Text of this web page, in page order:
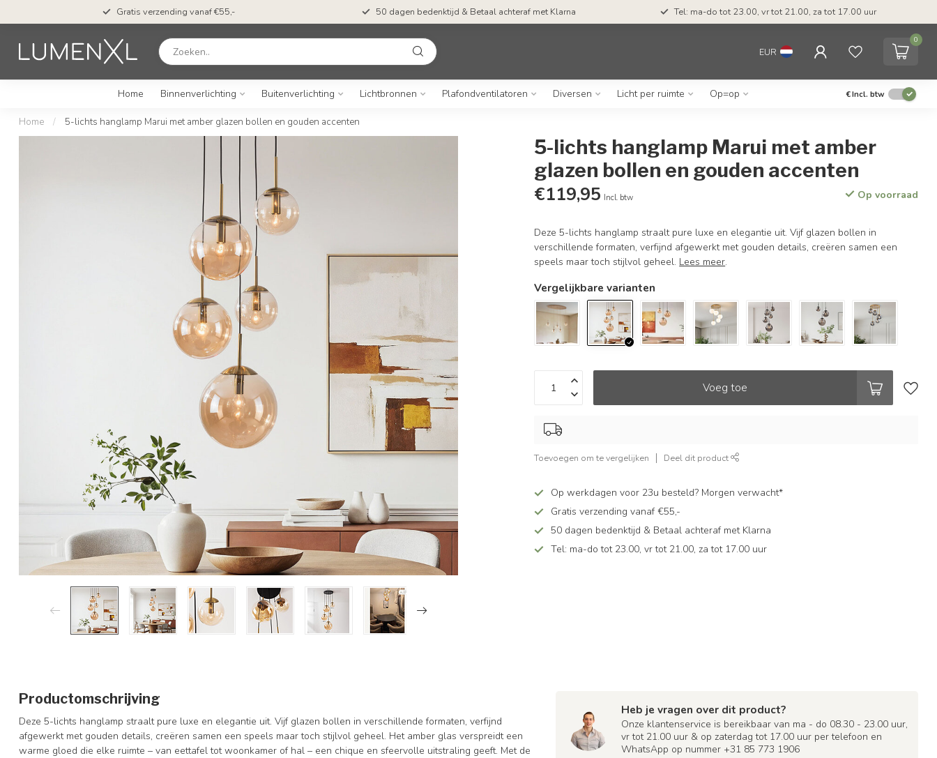
Gratis verzending vanaf €55,- 50 dagen bedenktijd & Betaal achteraf met Klarna Tel: ma-do tot 23.00, vr tot 21.00, za tot 17.00 uur
EUR
0
Home Binnenverlichting Buitenverlichting Lichtbronnen Plafondventilatoren Diversen Licht per ruimte Op=op €Incl. btw
Home / 5-lichts hanglamp Marui met amber glazen bollen en gouden accenten
5-lichts hanglamp Marui met amber
glazen bollen en gouden accenten
€119,95 Incl. btw Op voorraad
Deze 5-lichts hanglamp straalt pure luxe en elegantie uit. Vijf glazen bollen in
verschillende formaten, verfijnd afgewerkt met gouden details, creëren samen een
speels maar toch stijlvol geheel. Lees meer.
Vergelijkbare varianten
Voeg toe
Toevoegen om te vergelijken Deel dit product
Op werkdagen voor 23u besteld? Morgen verwacht*
Gratis verzending vanaf €55,-
50 dagen bedenktijd & Betaal achteraf met Klarna
Tel: ma-do tot 23.00, vr tot 21.00, za tot 17.00 uur
Productomschrijving
Deze 5-lichts hanglamp straalt pure luxe en elegantie uit. Vijf glazen bollen in verschillende formaten, verfijnd
afgewerkt met gouden details, creëren samen een speels maar toch stijlvol geheel. Het amber glas verspreidt een
warme gloed die elke ruimte – van eettafel tot woonkamer of hal – een chique en sfeervolle uitstraling geeft. Met de
Heb je vragen over dit product?
Onze klantenservice is bereikbaar van ma - do 08.30 - 23.00 uur,
vr tot 21.00 uur & op zaterdag tot 17.00 uur per telefoon en
WhatsApp op nummer +31 85 773 1906